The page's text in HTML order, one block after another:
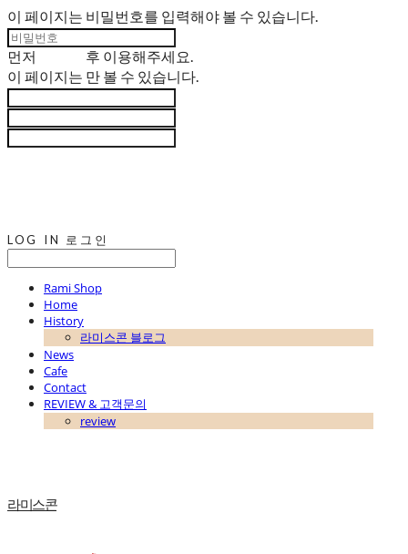
이 페이지는 비밀번호를 입력해야 볼 수 있습니다.
먼저
후 이용해주세요.
이 페이지는 만 볼 수 있습니다.
LOG IN 로그인
Rami Shop
Home
History
라미스콘 블로그
News
Cafe
Contact
REVIEW & 고객문의
review
라미스콘